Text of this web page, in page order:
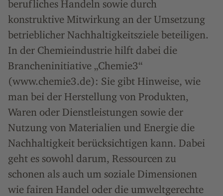
berufliches Handeln sowie durch
konstruktive Mitwirkung an der Umsetzung
betrieblicher Nachhaltigkeitsziele beteiligen.
In der Chemieindustrie hilft dabei die
Brancheninitiative „Chemie3“
(www.chemie3.de): Sie gibt Hinweise, wie
man bei der Herstellung von Produkten,
Waren oder Dienstleistungen sowie der
Nutzung von Materialien und Energie die
Nachhaltigkeit berücksichtigen kann. Dabei
geht es sowohl darum, Ressourcen zu
schonen als auch um soziale Dimensionen
wie fairen Handel oder die umweltgerechte